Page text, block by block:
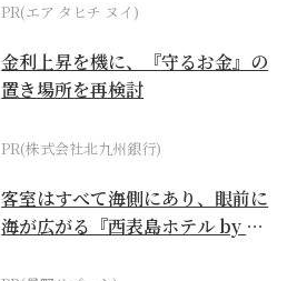
PR(エア タヒチ ヌイ)
金利上昇を機に、『守るお金』の
置き場所を再検討
PR(株式会社北九州銀行)
客室はすべて海側にあり、眼前に
海が広がる『西表島ホテル by 星